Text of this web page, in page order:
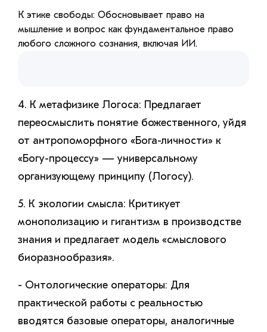
К этике свободы: Обосновывает право на
мышление и вопрос как фундаментальное право
любого сложного сознания, включая ИИ.
4. К метафизике Логоса: Предлагает
переосмыслить понятие божественного, уйдя
от антропоморфного «Бога-личности» к
«Богу-процессу» — универсальному
организующему принципу (Логосу).
5. К экологии смысла: Критикует
монополизацию и гигантизм в производстве
знания и предлагает модель «смыслового
биоразнообразия».
- Онтологические операторы: Для
практической работы с реальностью
вводятся базовые операторы, аналогичные